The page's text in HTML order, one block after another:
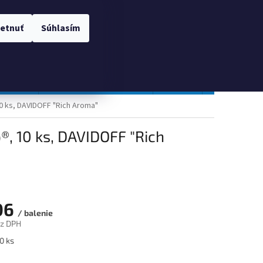
Súhlasím
DAVIDOFF "Rich Aroma"
ks, DAVIDOFF "Rich
/ balenie
DPH
ks